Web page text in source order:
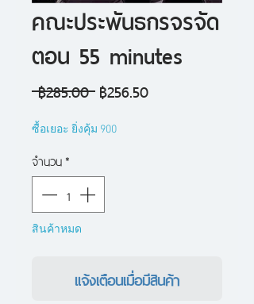
คณะประพันธกรจรจัด
ตอน 55 minutes
฿285.00 ราคา
฿256.50ราคา
ซื้อเยอะ ยิ่งคุ้ม 900
จำนวน*
สินค้าหมด
แจ้งเตือนเมื่อมีสินค้า